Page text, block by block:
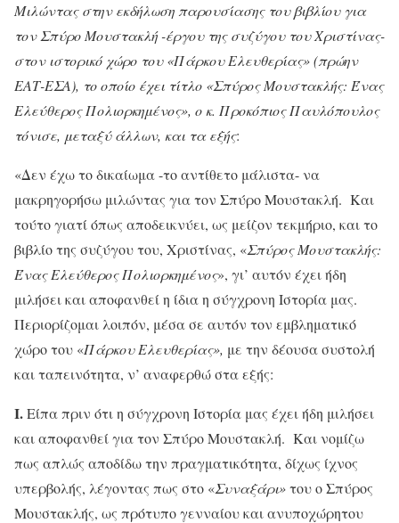
Μιλώντας στην εκδήλωση παρουσίασης του βιβλίου για
τον Σπύρο Μουστακλή -έργου της συζύγου του Χριστίνας-
στον ιστορικό χώρο του «Πάρκου Ελευθερίας» (πρώην
ΕΑΤ-ΕΣΑ), το οποίο έχει τίτλο «Σπύρος Μουστακλής: Ένας
Ελεύθερος Πολιορκημένος», ο κ. Προκόπιος Παυλόπουλος
τόνισε, μεταξύ άλλων, και τα εξής:
«Δεν έχω το δικαίωμα -το αντίθετο μάλιστα- να
μακρηγορήσω μιλώντας για τον Σπύρο Μουστακλή. Και
τούτο γιατί όπως αποδεικνύει, ως μείζον τεκμήριο, και το
βιβλίο της συζύγου του, Χριστίνας, «Σπύρος Μουστακλής:
Ένας Ελεύθερος Πολιορκημένος», γι’ αυτόν έχει ήδη
μιλήσει και αποφανθεί η ίδια η σύγχρονη Ιστορία μας.
Περιορίζομαι λοιπόν, μέσα σε αυτόν τον εμβληματικό
χώρο του «Πάρκου Ελευθερίας», με την δέουσα συστολή
και ταπεινότητα, ν’ αναφερθώ στα εξής:
Ι.Είπα πριν ότι η σύγχρονη Ιστορία μας έχει ήδη μιλήσει
και αποφανθεί για τον Σπύρο Μουστακλή. Και νομίζω
πως απλώς αποδίδω την πραγματικότητα, δίχως ίχνος
υπερβολής, λέγοντας πως στο «Συναξάρι»του ο Σπύρος
Μουστακλής, ως πρότυπο γενναίου και ανυποχώρητου